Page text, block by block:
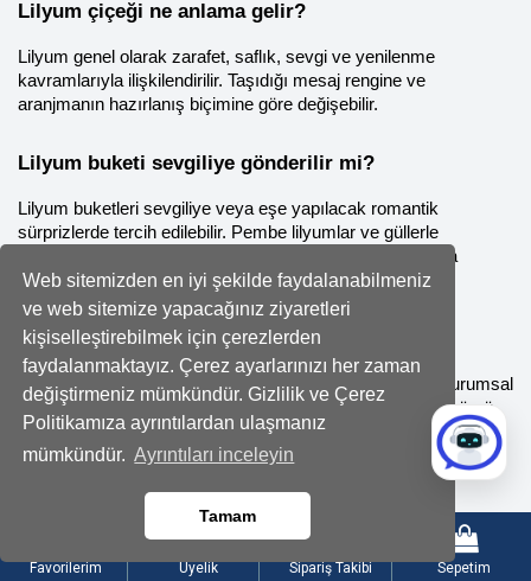
Web sitemizden en iyi şekilde faydalanabilmeniz
ve web sitemize yapacağınız ziyaretleri
kişiselleştirebilmek için çerezlerden
faydalanmaktayız. Çerez ayarlarınızı her zaman
değiştirmeniz mümkündür. Gizlilik ve Çerez
Politikamıza ayrıntılardan ulaşmanız
mümkündür. Ayrıntıları inceleyin
Tamam
Lilyum çiçeği ne anlama gelir?
Lilyum genel olarak zarafet, saflık, sevgi ve yenilenme
kavramlarıyla ilişkilendirilir. Taşıdığı mesaj rengine ve
aranjmanın hazırlanış biçimine göre değişebilir.
Lilyum buketi sevgiliye gönderilir mi?
Lilyum buketleri sevgiliye veya eşe yapılacak romantik
sürprizlerde tercih edilebilir. Pembe lilyumlar ve güllerle
hazırlanan aranjmanlar, sevgi ve hayranlık mesajını daha
belirgin biçimde yansıtır.
Beyaz lilyum hangi durumlarda gönderilir?
Beyaz lilyum teşekkür, geçmiş olsun, yeni iş, tebrik ve kurumsal
gönderimler için uygun bir seçenektir. Zarif ve sade görünümü
sayesinde farklı ilişki biçimlerine kolayca uyum sağlar.
Lilyum buketi vazoda nasıl saklanır?
Saplar çapraz biçimde kesilmeli, temiz bir vazo kullanılmalı ve
su düzenli olarak yenilenmelidir. Çiçeklerin doğrudan güneş
Favorilerim Üyelik Sipariş Takibi Sepetim